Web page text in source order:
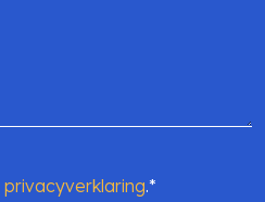
privacyverklaring.*